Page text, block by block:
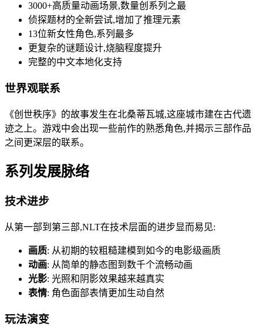
3000+高质量动画场景,数量创系列之最
侦探题材的全新尝试,增加了推理元素
13位新女性角色,系列最多
更复杂的谜题设计,烧脑程度提升
完整的中文本地化支持
世界观联系
《创世秩序》的故事发生在北桑蒂瓦城,这座城市建在古代遗
迹之上。游戏中会出现一些前作的熟悉角色,并揭示三部作品
之间更深层的联系。
系列发展脉络
技术进步
从第一部到第三部,NLT在技术层面的进步显而易见:
画质: 从初期的较粗糙建模到如今的电影级画质
动画: 从简单的静态图到数千个流畅动画
光影: 光照和阴影效果越来越真实
表情: 角色面部表情更加生动自然
玩法演变